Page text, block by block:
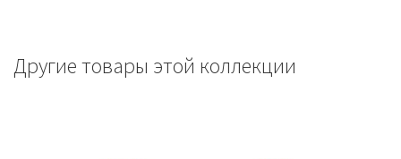
Другие товары этой коллекции